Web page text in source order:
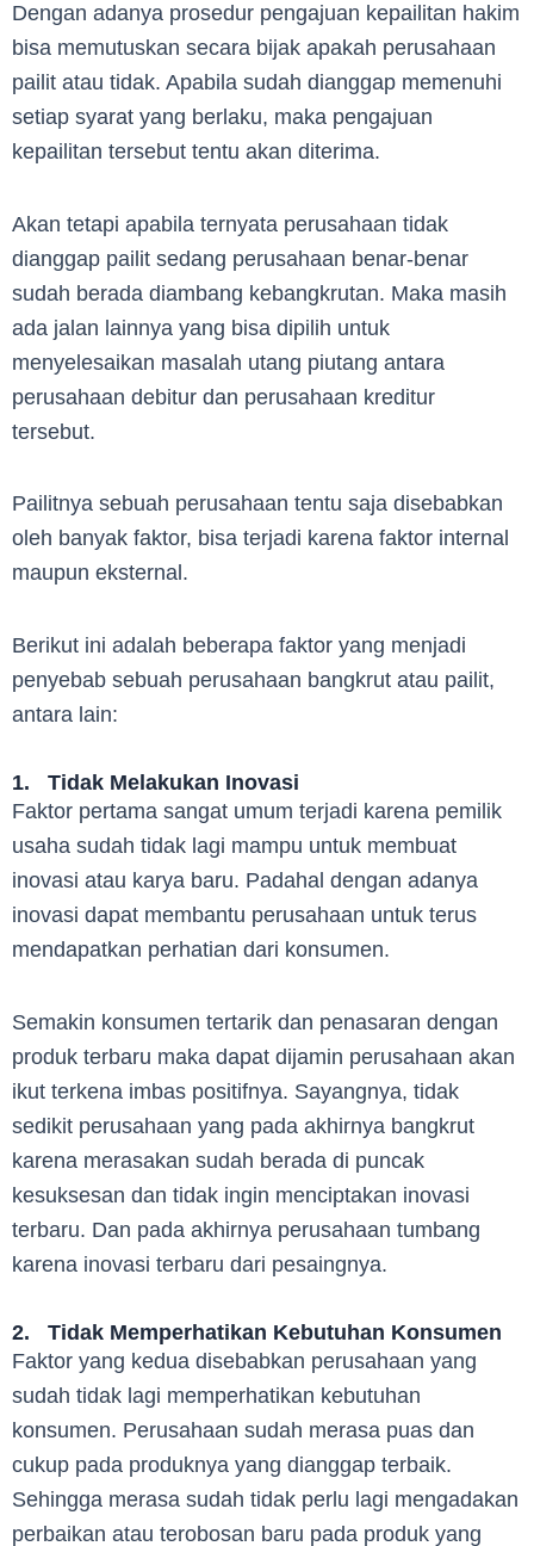
Dengan adanya prosedur pengajuan kepailitan hakim
bisa memutuskan secara bijak apakah perusahaan
pailit atau tidak. Apabila sudah dianggap memenuhi
setiap syarat yang berlaku, maka pengajuan
kepailitan tersebut tentu akan diterima.
Akan tetapi apabila ternyata perusahaan tidak
dianggap pailit sedang perusahaan benar-benar
sudah berada diambang kebangkrutan. Maka masih
ada jalan lainnya yang bisa dipilih untuk
menyelesaikan masalah utang piutang antara
perusahaan debitur dan perusahaan kreditur
tersebut.
Pailitnya sebuah perusahaan tentu saja disebabkan
oleh banyak faktor, bisa terjadi karena faktor internal
maupun eksternal.
Berikut ini adalah beberapa faktor yang menjadi
penyebab sebuah perusahaan bangkrut atau pailit,
antara lain:
1. Tidak Melakukan Inovasi
Faktor pertama sangat umum terjadi karena pemilik
usaha sudah tidak lagi mampu untuk membuat
inovasi atau karya baru. Padahal dengan adanya
inovasi dapat membantu perusahaan untuk terus
mendapatkan perhatian dari konsumen.
Semakin konsumen tertarik dan penasaran dengan
produk terbaru maka dapat dijamin perusahaan akan
ikut terkena imbas positifnya. Sayangnya, tidak
sedikit perusahaan yang pada akhirnya bangkrut
karena merasakan sudah berada di puncak
kesuksesan dan tidak ingin menciptakan inovasi
terbaru. Dan pada akhirnya perusahaan tumbang
karena inovasi terbaru dari pesaingnya.
2. Tidak Memperhatikan Kebutuhan Konsumen
Faktor yang kedua disebabkan perusahaan yang
sudah tidak lagi memperhatikan kebutuhan
konsumen. Perusahaan sudah merasa puas dan
cukup pada produknya yang dianggap terbaik.
Sehingga merasa sudah tidak perlu lagi mengadakan
perbaikan atau terobosan baru pada produk yang